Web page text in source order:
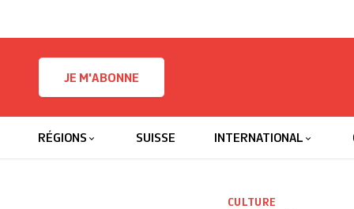
JE M'ABONNE
RÉGIONS SUISSE INTERNATIONAL
CULTURE